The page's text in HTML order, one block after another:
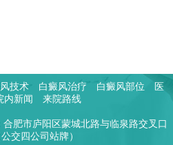
技术 白癜风治疗 白癜风部位
医
内新闻 来院路线
合肥市庐阳区蒙城北路与临泉路交叉口
交四公司站牌）